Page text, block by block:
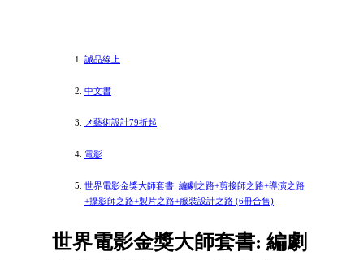
誠品線上
中文書
📌藝術設計79折起
電影
世界電影金獎大師套書: 編劇之路+剪接師之路+導演之路
+攝影師之路+製片之路+服裝設計之路 (6冊合售)
世界電影金獎大師套書: 編劇